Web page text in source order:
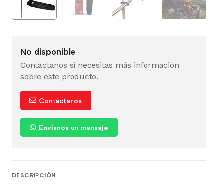
No disponible
Contáctanos si necesitas más información
sobre este producto.
Contáctanos
Envíanos un mensaje
DESCRIPCIÓN